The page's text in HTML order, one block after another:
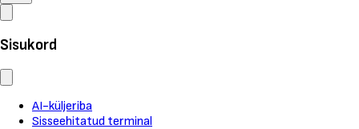
Sisukord
AI-küljeriba
Sisseehitatud terminal